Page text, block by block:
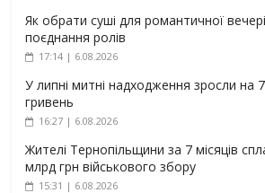
Як обрати суші для романтичної
поєднання ролів
17:14 | 6.08.2026
У липні митні надходження зросли на
гривень
16:27 | 6.08.2026
Жителі Тернопільщини за 7 місяців
млрд грн військового збору
15:31 | 6.08.2026